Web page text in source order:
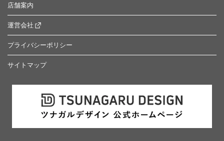
店舗案内
運営会社
プライバシーポリシー
サイトマップ